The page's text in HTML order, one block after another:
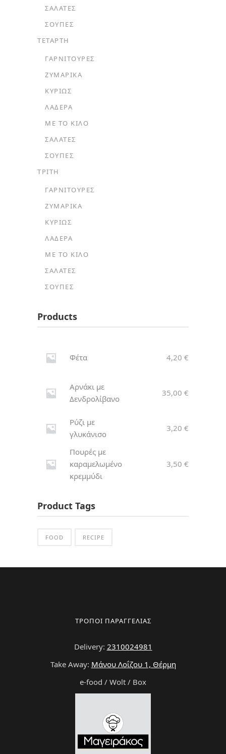
ΣΑΛΆΤΕΣ
ΣΟΎΠΕΣ
ΤΕΤΑΡΤΗ
ΓΑΡΝΙΤΟΎΡΕΣ
ΖΥΜΑΡΙΚΆ
ΚΥΡΊΩΣ
ΛΑΔΕΡΆ
ΜΕ ΤΟ ΚΙΛΌ
ΣΑΛΆΤΕΣ
ΣΟΎΠΕΣ
ΤΡΙΤΗ
ΓΑΡΝΙΤΟΎΡΕΣ
ΖΥΜΑΡΙΚΆ
ΚΥΡΊΩΣ
ΛΑΔΕΡΆ
ΜΕ ΤΟ ΚΙΛΌ
ΣΑΛΆΤΕΣ
ΣΟΎΠΕΣ
Products
Φέτα 4,20 €
Αρνάκι με
Δενδρολίβανο
35,00 €
Ρύζι με
γλυκάνισο
3,20 €
Πουρές με
καραμελωμένο
κρεμμύδι
3,50 €
Product Tags
FOOD RECIPE
ΤΡΟΠΟΙ ΠΑΡΑΓΓΕΛΙΑΣ
Delivery: 2310024981
Take Away: Μάνου Λοΐζου 1, Θέρμη
e-food / Wolt / Box